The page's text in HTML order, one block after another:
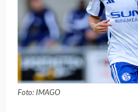
Foto: IMAGO